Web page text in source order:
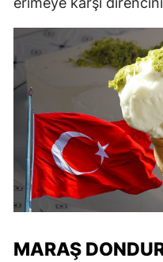
MARAŞ